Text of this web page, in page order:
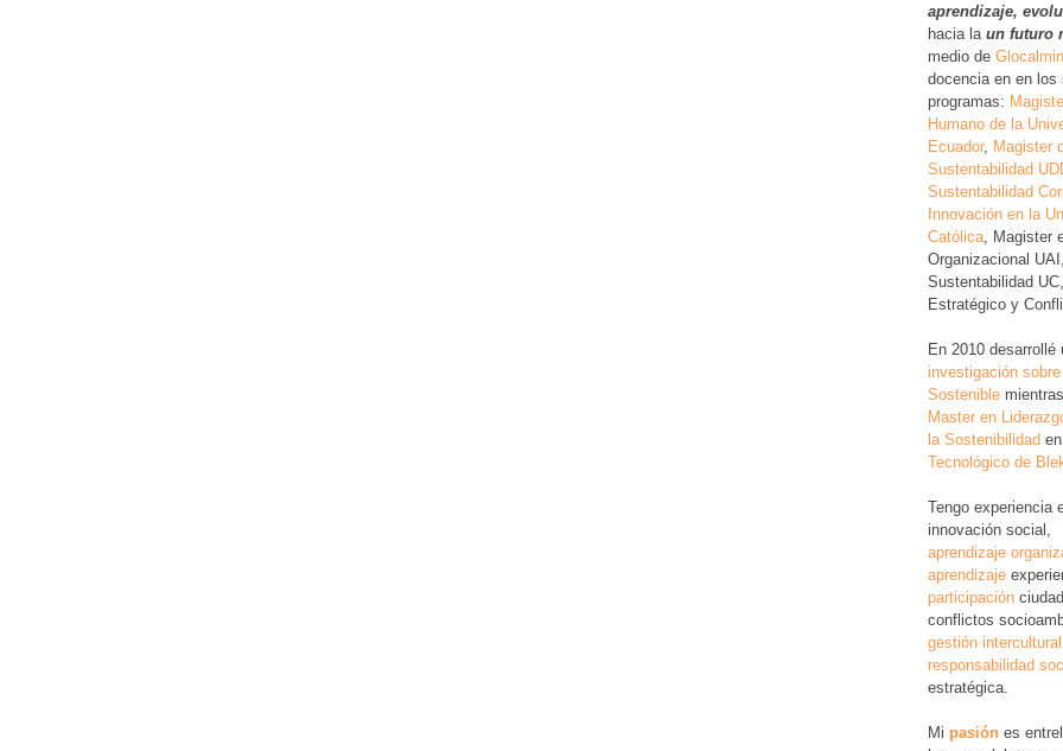
aprendizaje,
hacia la un futuro
medio de
docencia en en los
programas:
Humano de la
Ecuador, Magister
Sustentabilidad
Sustentabilidad
Innovación en la
Católica , Magister
Organizacional
Sustentabilidad
Estratégico y
En 2010 desarrollé
investigación
Sostenible
Master en
la Sostenibilidad
Tecnológico de
Tengo experiencia
innovación social,
aprendizaje
aprendizaje
participación
conflictos
gestión intercultural
responsabilidad
estratégica.
Mi pasión es